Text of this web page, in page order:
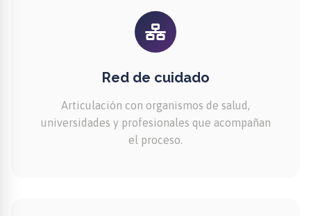
Red de cuidado
Articulación con organismos de salud,
universidades y profesionales que acompañan
el proceso.